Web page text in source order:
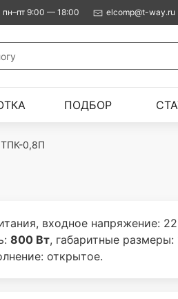
пн–пт 9:00 — 18:00 elcomp@t-way.ru
ПОДБОР
ТПК-0,8П
входное напряжение:
800 Вт, габаритные
открытое.